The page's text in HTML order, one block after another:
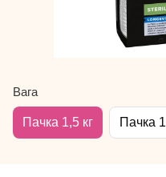
Вага
Пачка 1,5 кг Пачка